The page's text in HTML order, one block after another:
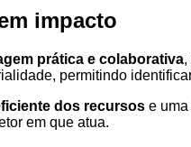
impacto
prática e colaborativa,
permitindo
dos recursos e uma
em que atua.